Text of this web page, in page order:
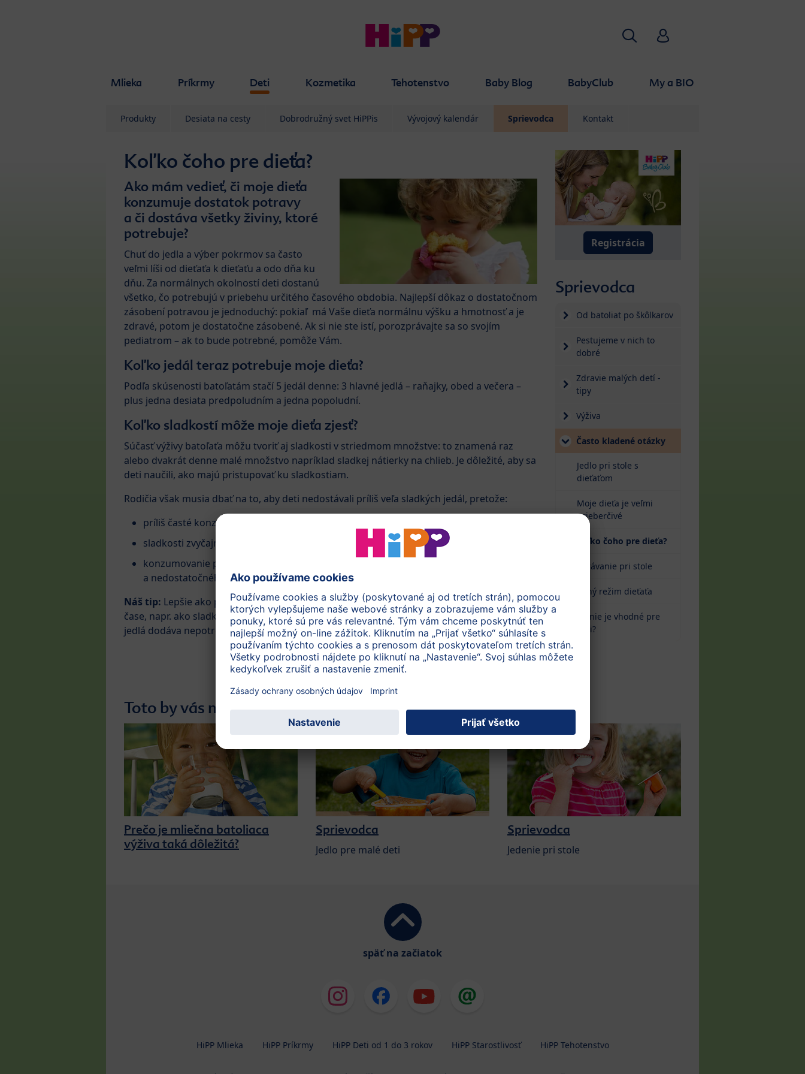
Mlieka Príkrmy Deti Kozmetika Tehotenstvo Baby Blog BabyClub My a BIO
HľadaťHiPP Babyclub
Produkty Desiata na cesty Dobrodružný svet HiPPis Vývojový kalendár Sprievodca Kontakt
Koľko čoho pre dieťa?
Ako mám vedieť, či moje dieťa
konzumuje dostatok potravy
a či dostáva všetky živiny, ktoré
potrebuje?
Chuť do jedla a výber pokrmov sa často
veľmi líši od dieťaťa k dieťaťu a odo dňa ku
dňu. Za normálnych okolností deti dostanú
všetko, čo potrebujú v priebehu určitého časového obdobia. Najlepší dôkaz o dostatočnom
zásobení potravou je jednoduchý: pokiaľ má Vaše dieťa normálnu výšku a hmotnosť a je
zdravé, potom je dostatočne zásobené. Ak si nie ste istí, porozprávajte sa so svojím
pediatrom – ak to bude potrebné, pomôže Vám.
Koľko jedál teraz potrebuje moje dieťa?
Podľa skúsenosti batoľatám stačí 5 jedál denne: 3 hlavné jedlá – raňajky, obed a večera –
plus jedna desiata predpoludním a jedna popoludní.
Koľko sladkostí môže moje dieťa zjesť?
Súčasť výživy batoľaťa môžu tvoriť aj sladkosti v striedmom množstve: to znamená raz
alebo dvakrát denne malé množstvo napríklad sladkej nátierky na chlieb. Je dôležité, aby sa
deti naučili, ako majú pristupovať ku sladkostiam.
Rodičia však musia dbať na to, aby deti nedostávali príliš veľa sladkých jedál, pretože:
príliš časté konzumovanie sladkej stravy poškodzuje zuby.
sladkosti zvyčajne obsahujú veľa kalórií a málo živín, ako sú napr. vitamíny a minerály.
konzumovanie príliš veľkého množstva sladkostí zvyšuje riziko nadváhy
a nedostatočného prísunu dôležitých živín.
Náš tip: Lepšie ako podávať sladkosti medzi jedlami je ponúkať sladké jedlá v hlavnom
čase, napr. ako sladkú nátierku na chlieb alebo trocha zmrzliny. Jedenie pomedzi hlavné
jedlá dodáva nepotrebné kalórie a znižuje chuť na normálne jedlá.
Registrácia
Sprievodca
Od batoliat po škôlkarov
Pestujeme v nich to
dobré
Zdravie malých detí -
tipy
Výživa
Často kladené otázky
Jedlo pri stole s
dieťaťom
Moje dieťa je veľmi
prieberčivé
Koľko čoho pre dieťa?
Správanie pri stole
Pitný režim dieťaťa
Čo nie je vhodné pre
deti?
Toto by vás mohlo zaujímať:
Prečo je mliečna batoliaca
výživa taká dôležitá?
Sprievodca
Jedlo pre malé deti
Sprievodca
Jedenie pri stole
späť na začiatok
HiPP Mlieka HiPP Príkrmy HiPP Deti od 1 do 3 rokov HiPP Starostlivosť HiPP Tehotenstvo